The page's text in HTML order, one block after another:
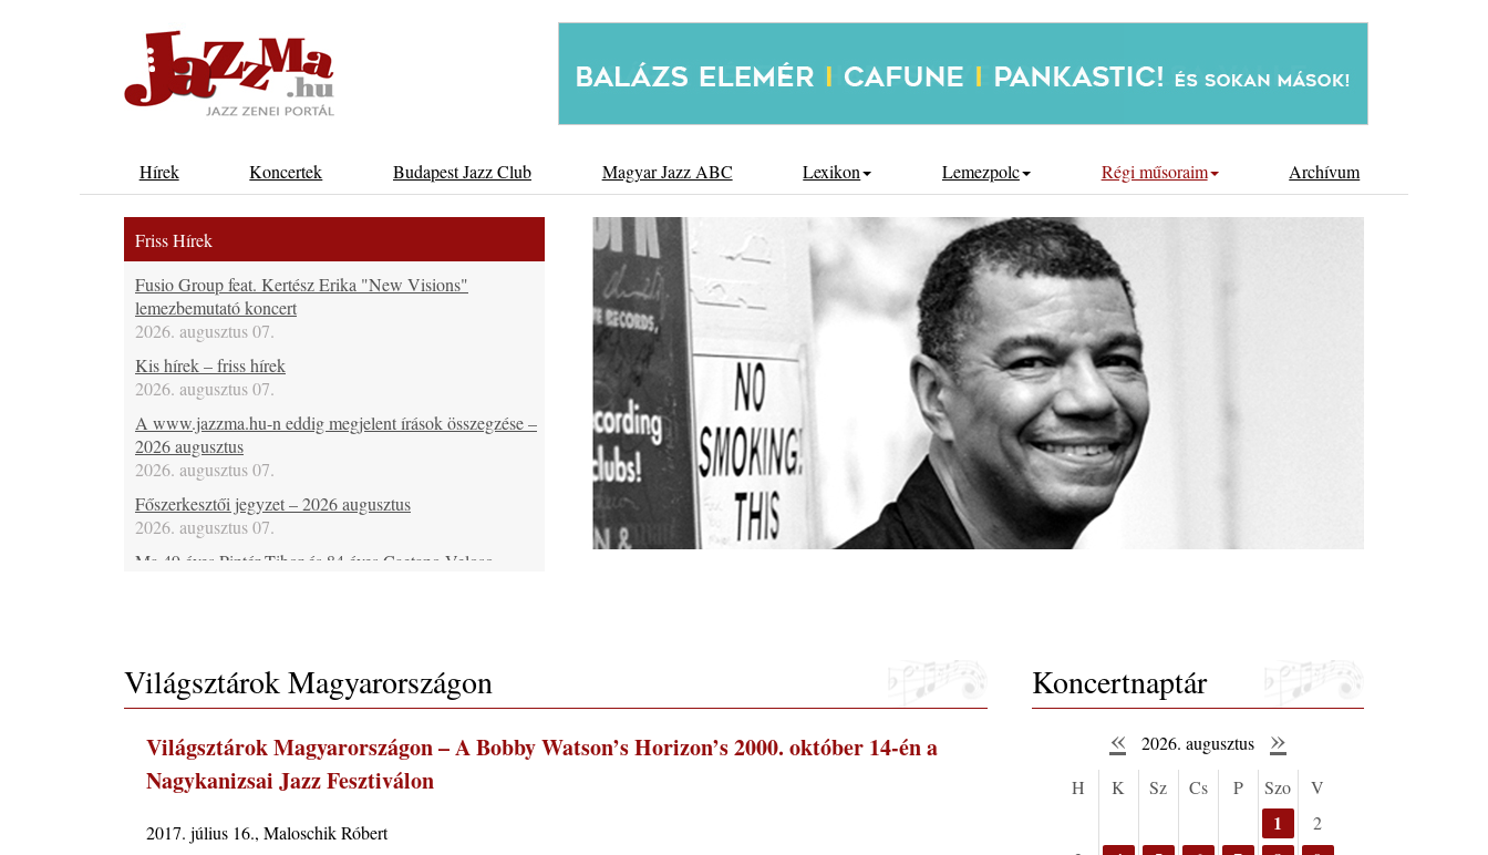
Hírek Koncertek Budapest Jazz Club Magyar Jazz ABC Lexikon Lemezpolc Régi műsoraim Archívum
Friss Hírek
Fusio Group feat. Kertész Erika "New Visions"
lemezbemutató koncert
2026. augusztus 07.
Kis hírek – friss hírek
2026. augusztus 07.
A www.jazzma.hu-n eddig megjelent írások összegzése –
2026 augusztus
2026. augusztus 07.
Főszerkesztői jegyzet – 2026 augusztus
2026. augusztus 07.
Ma 49 éves Pintér Tibor és 84 éves Caetano Veloso
Ma 95 éve halt meg Bix Beiderbecke
2026. augusztus 07.
Jazz-rock albumok 1985-ből - Issei Noro „Sweet Sphere”
2026. augusztus 07.
Ezen a napon – augusztus 7. (2026)
Jazz-rock albumok 1984-ből - John Scofield „Electric
Világsztárok Magyarországon
Világsztárok Magyarországon – A Bobby Watson’s Horizon’s 2000. október 14-én a
Nagykanizsai Jazz Fesztiválon
2017. július 16., Maloschik Róbert
Koncertnaptár
« 2026. augusztus »
H K Sz Cs P Szo V
1
2